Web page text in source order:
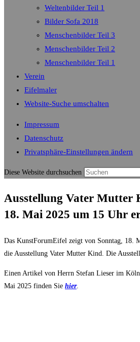
Weltenbilder Teil 1
Bilder Sofa 2018
Menschenbilder Teil 3
Menschenbilder Teil 2
Menschenbilder Teil 1
Verein
Eifelmaler
Website-Suche umschalten
Impressum
Datenschutz
Privatsphäre-Einstellungen ändern
Diese Website durchsuchen
Ausstellung Vater Mutter
18. Mai 2025 um 15 Uhr
Das KunstForumEifel zeigt von Sonntag, 18.
die Ausstellung Vater Mutter Kind. Die
Einen Artikel von Herrn Stefan Lieser im
Mai 2025 finden Sie hier.